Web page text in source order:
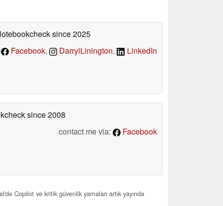
since 2025
Facebook, DarrylLinington, LinkedIn
since 2008
contact me via:
Facebook
Copilot ve kritik güvenlik yamaları artık yayında